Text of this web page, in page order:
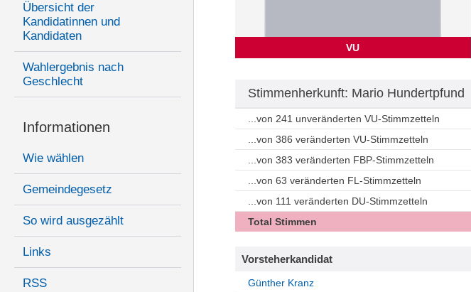
Übersicht der
Kandidatinnen und
Kandidaten
Wahlergebnis nach
Geschlecht
Informationen
Wie wählen
Gemeindegesetz
So wird ausgezählt
Links
RSS
VU
Stimmenherkunft: Mario Hundertpfund
...von 241 unveränderten VU-Stimmzetteln
...von 386 veränderten VU-Stimmzetteln
...von 383 veränderten FBP-Stimmzetteln
...von 63 veränderten FL-Stimmzetteln
...von 111 veränderten DU-Stimmzetteln
Total Stimmen
Vorsteherkandidat
Günther Kranz